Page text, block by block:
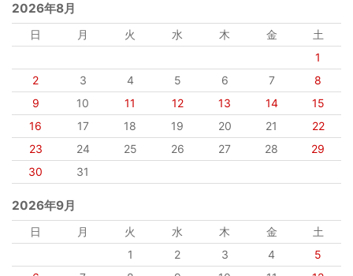
2026年8月
日 月 火 水 木 金
土
1
2
3 4 5 6 7
8
9
10 11 12 13 14
15
16
17 18 19 20 21
22
23
24 25 26 27 28
29
30
31
2026年9月
日 月 火 水 木 金
土
1
2 3 4
5